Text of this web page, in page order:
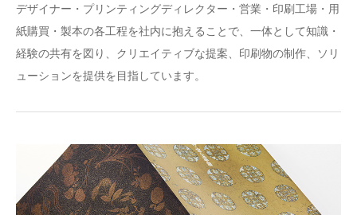
デザイナー・プリンティングディレクター・営業・印刷工場・用
紙購買・製本の各工程を社内に抱えることで、一体として知識・
経験の共有を図り、クリエイティブな提案、印刷物の制作、ソリ
ューションを提供を目指しています。